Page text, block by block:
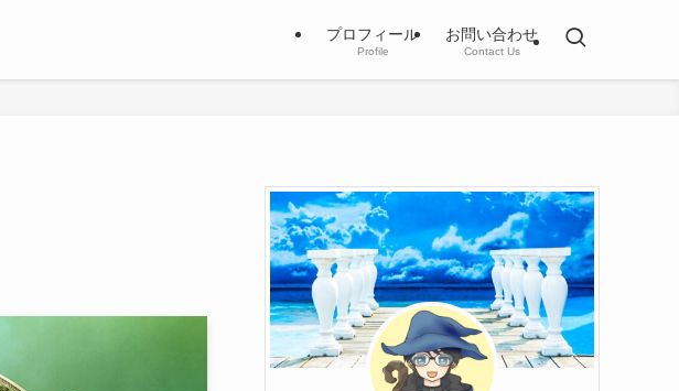
プロフィール
Profile
お問い合わせ
Contact Us